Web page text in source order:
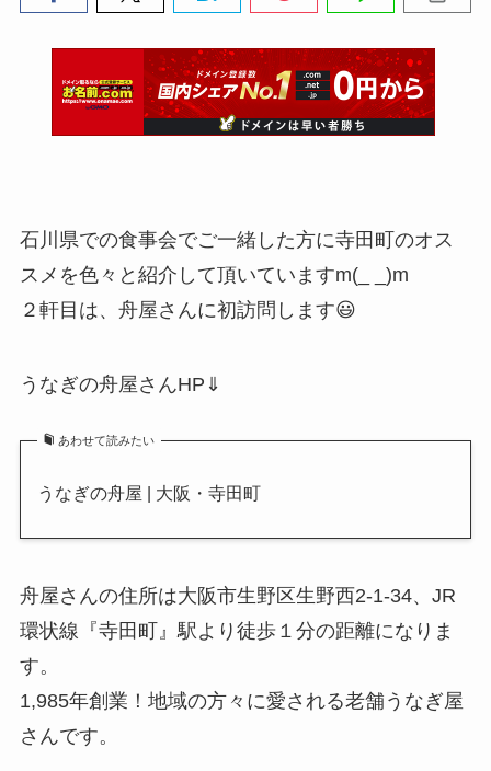
石川県での食事会でご一緒した方に寺田町のオス
スメを色々と紹介して頂いていますm(_ _)m
２軒目は、舟屋さんに初訪問します😃
うなぎの舟屋さんHP⇓
あわせて読みたい
うなぎの舟屋 | 大阪・寺田町
舟屋さんの住所は大阪市生野区生野西2-1-34、JR
環状線『寺田町』駅より徒歩１分の距離になりま
す。
1,985年創業！地域の方々に愛される老舗うなぎ屋
さんです。